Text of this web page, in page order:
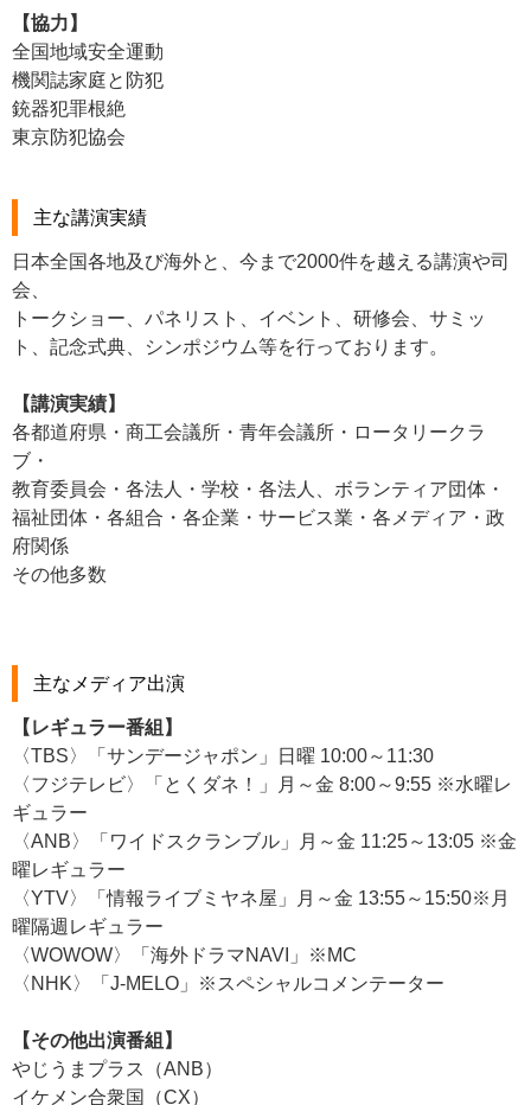
【協力】
全国地域安全運動
機関誌家庭と防犯
銃器犯罪根絶
東京防犯協会
主な講演実績
日本全国各地及び海外と、今まで2000件を越える講演や司
会、
トークショー、パネリスト、イベント、研修会、サミッ
ト、記念式典、シンポジウム等を行っております。
【講演実績】
各都道府県・商工会議所・青年会議所・ロータリークラ
ブ・
教育委員会・各法人・学校・各法人、ボランティア団体・
福祉団体・各組合・各企業・サービス業・各メディア・政
府関係
その他多数
主なメディア出演
【レギュラー番組】
〈TBS〉「サンデージャポン」日曜 10:00～11:30
〈フジテレビ〉「とくダネ！」月～金 8:00～9:55 ※水曜レ
ギュラー
〈ANB〉「ワイドスクランブル」月～金 11:25～13:05 ※金
曜レギュラー
〈YTV〉「情報ライブミヤネ屋」月～金 13:55～15:50※月
曜隔週レギュラー
〈WOWOW〉「海外ドラマNAVI」※MC
〈NHK〉「J-MELO」※スペシャルコメンテーター
【その他出演番組】
やじうまプラス（ANB）
イケメン合衆国（CX）